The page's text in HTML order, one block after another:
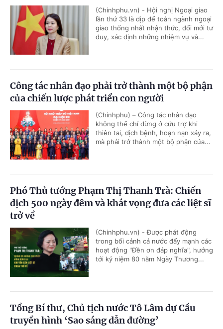
(Chinhphu.vn) - Hội nghị Ngoại giao
lần thứ 33 là dịp để toàn ngành ngoại
giao thống nhất nhận thức, đổi mới tư
duy, xác định những nhiệm vụ và...
Công tác nhân đạo phải trở thành một bộ phận
của chiến lược phát triển con người
(Chinhphu) – Công tác nhân đạo
không thể chỉ dừng ở cứu trợ khi
thiên tai, dịch bệnh, hoạn nạn xảy ra,
mà phải trở thành một bộ phận của...
Phó Thủ tướng Phạm Thị Thanh Trà: Chiến
dịch 500 ngày đêm và khát vọng đưa các liệt sĩ
trở về
(Chinhphu.vn) - Được phát động
trong bối cảnh cả nước đẩy mạnh các
hoạt động "Đền ơn đáp nghĩa", hướng
tới kỷ niệm 80 năm Ngày Thương...
Tổng Bí thư, Chủ tịch nước Tô Lâm dự Cầu
truyền hình ‘Sao sáng dẫn đường’